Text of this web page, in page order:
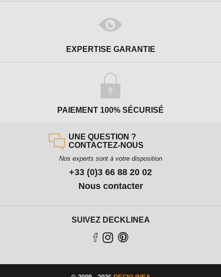
EXPERTISE GARANTIE
PAIEMENT 100% SÉCURISÉ
UNE QUESTION ?
CONTACTEZ-NOUS
Nos experts sont à votre disposition
+33 (0)3 66 88 20 02
Nous contacter
SUIVEZ DECKLINEA